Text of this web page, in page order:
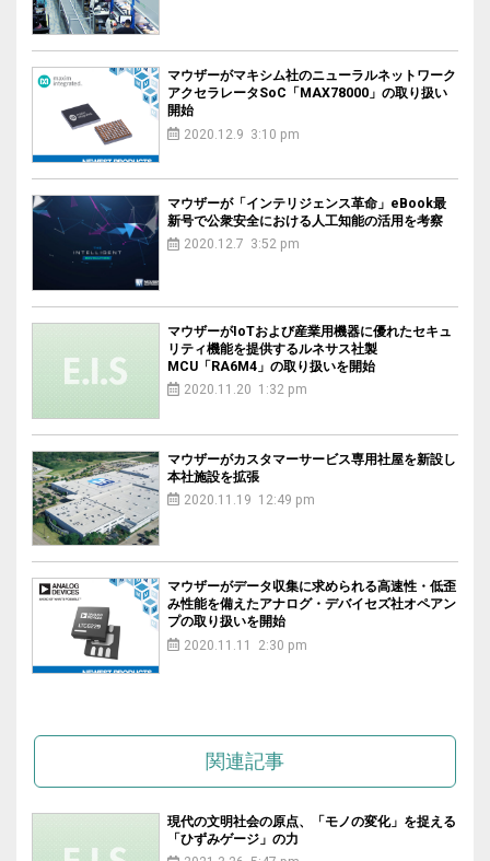
マウザーがマキシム社のニューラルネットワーク
アクセラレータSoC「MAX78000」の取り扱い
開始
2020.12.9 3:10 pm
マウザーが「インテリジェンス革命」eBook最
新号で公衆安全における人工知能の活用を考察
2020.12.7 3:52 pm
マウザーがIoTおよび産業用機器に優れたセキュ
リティ機能を提供するルネサス社製
MCU「RA6M4」の取り扱いを開始
2020.11.20 1:32 pm
マウザーがカスタマーサービス専用社屋を新設し
本社施設を拡張
2020.11.19 12:49 pm
マウザーがデータ収集に求められる高速性・低歪
み性能を備えたアナログ・デバイセズ社オペアン
プの取り扱いを開始
2020.11.11 2:30 pm
関連記事
現代の文明社会の原点、「モノの変化」を捉える
「ひずみゲージ」の力